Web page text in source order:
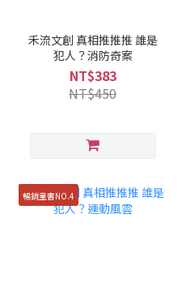
禾流文創 真相推推推 誰是
犯人？消防奇案
NT$383
NT$450
暢銷童書NO.4